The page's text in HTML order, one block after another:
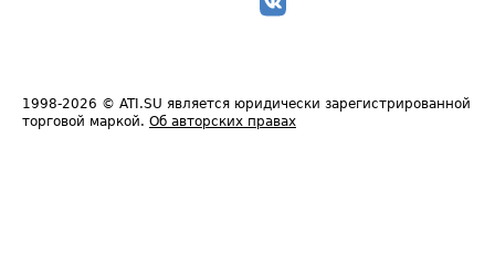
1998-2026 © ATI.SU является юридически зарегистрированной
торговой маркой. Об авторских правах